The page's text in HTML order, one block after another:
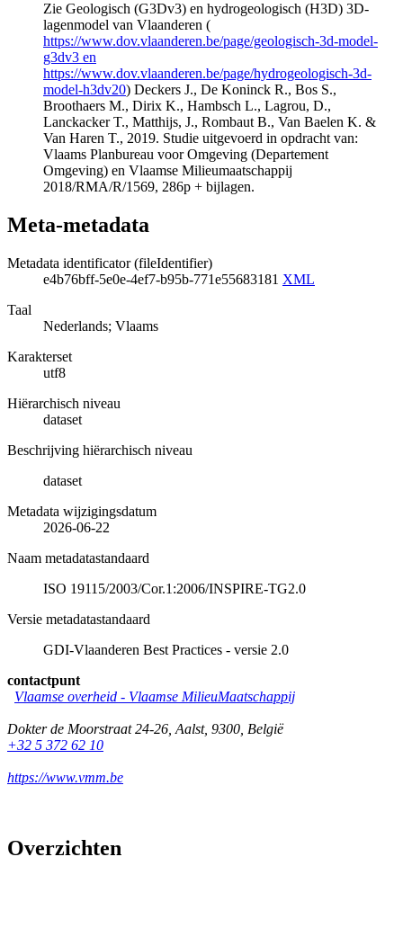
Zie Geologisch (G3Dv3) en hydrogeologisch (H3D) 3D-
lagenmodel van Vlaanderen (
https://www.dov.vlaanderen.be/page/geologisch-3d-model-
g3dv3 en
https://www.dov.vlaanderen.be/page/hydrogeologisch-3d-
model-h3dv20) Deckers J., De Koninck R., Bos S.,
Broothaers M., Dirix K., Hambsch L., Lagrou, D.,
Lanckacker T., Matthijs, J., Rombaut B., Van Baelen K. &
Van Haren T., 2019. Studie uitgevoerd in opdracht van:
Vlaams Planbureau voor Omgeving (Departement
Omgeving) en Vlaamse Milieumaatschappij
2018/RMA/R/1569, 286p + bijlagen.
Meta-metadata
Metadata identificator (fileIdentifier)
e4b76bff-5e0e-4ef7-b95b-771e55683181 XML
Taal
Nederlands; Vlaams
Karakterset
utf8
Hiërarchisch niveau
dataset
Beschrijving hiërarchisch niveau
dataset
Metadata wijzigingsdatum
2026-06-22
Naam metadatastandaard
ISO 19115/2003/Cor.1:2006/INSPIRE-TG2.0
Versie metadatastandaard
GDI-Vlaanderen Best Practices - versie 2.0
contactpunt
Vlaamse overheid - Vlaamse MilieuMaatschappij
Dokter de Moorstraat 24-26 Aalst, 9300 België
+32 5 372 62 10
https://www.vmm.be
Overzichten